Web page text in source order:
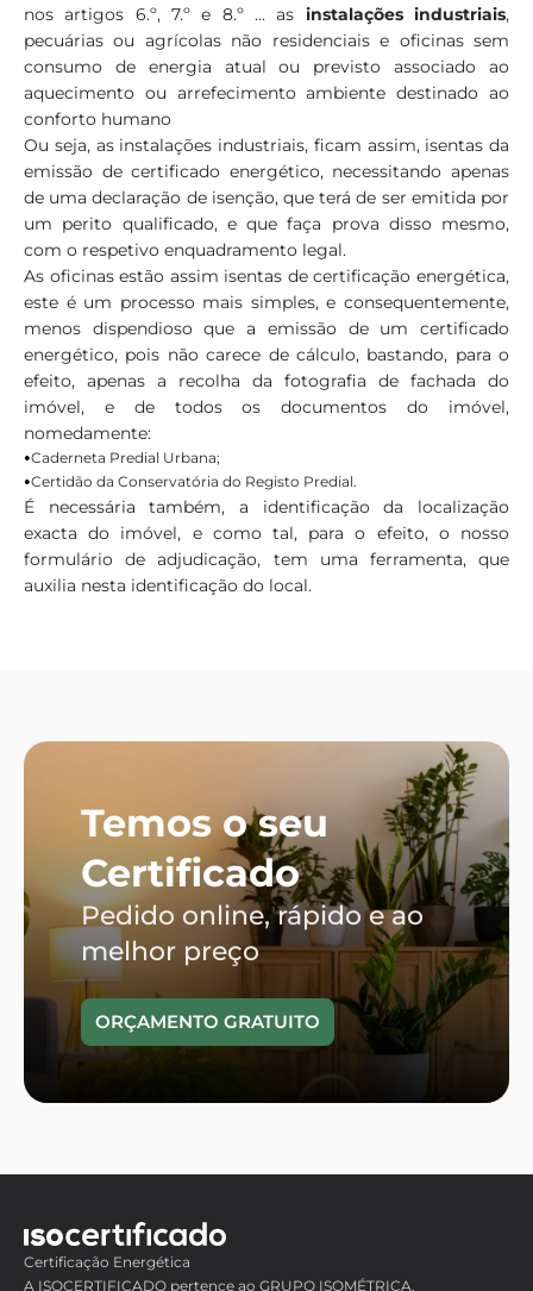
nos artigos 6.º, 7.º e 8.º ... as instalações industriais,
pecuárias ou agrícolas não residenciais e oficinas sem
consumo de energia atual ou previsto associado ao
aquecimento ou arrefecimento ambiente destinado ao
conforto humano
Ou seja, as instalações industriais, ficam assim, isentas da
emissão de certificado energético, necessitando apenas
de uma declaração de isenção, que terá de ser emitida por
um perito qualificado, e que faça prova disso mesmo,
com o respetivo enquadramento legal.
As oficinas estão assim isentas de certificação energética,
este é um processo mais simples, e consequentemente,
menos dispendioso que a emissão de um certificado
energético, pois não carece de cálculo, bastando, para o
efeito, apenas a recolha da fotografia de fachada do
imóvel, e de todos os documentos do imóvel,
nomedamente:
•Caderneta Predial Urbana;
•Certidão da Conservatória do Registo Predial.
É necessária também, a identificação da localização
exacta do imóvel, e como tal, para o efeito, o nosso
formulário de adjudicação, tem uma ferramenta, que
auxilia nesta identificação do local.
Temos o seu
Certificado
Pedido online, rápido e ao
melhor preço
ORÇAMENTO GRATUITO
Certificação Energética
A ISOCERTIFICADO pertence ao GRUPO ISOMÉTRICA,